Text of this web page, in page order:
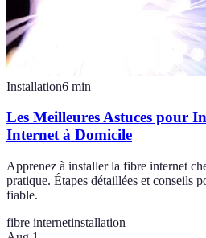
Installation6 min
Les Meilleures Astuces pour
Internet à Domicile
Apprenez à installer la fibre internet
pratique. Étapes détaillées et conseils
fiable.
fibre internetinstallation